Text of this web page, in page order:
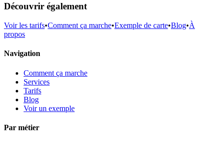
Découvrir également
Voir les tarifs•Comment ça marche•Exemple de carte•Blog•À
propos
Navigation
Comment ça marche
Services
Tarifs
Blog
Voir un exemple
Par métier